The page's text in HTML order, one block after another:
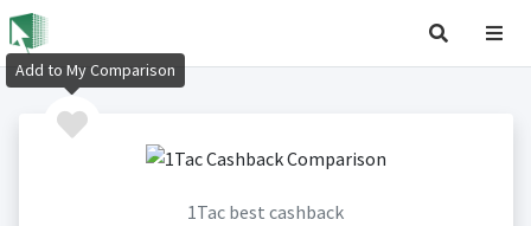
1Tac best cashback
Add to My Comparison